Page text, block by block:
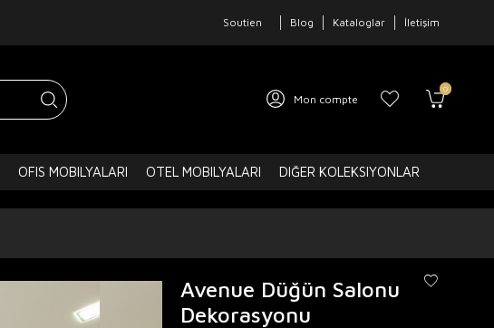
Soutien Blog Kataloglar İletişim
Mon compte
0
OFIS MOBILYALARI OTEL MOBILYALARI DIĞER KOLEKSIYONLAR
Avenue Düğün Salonu
Dekorasyonu